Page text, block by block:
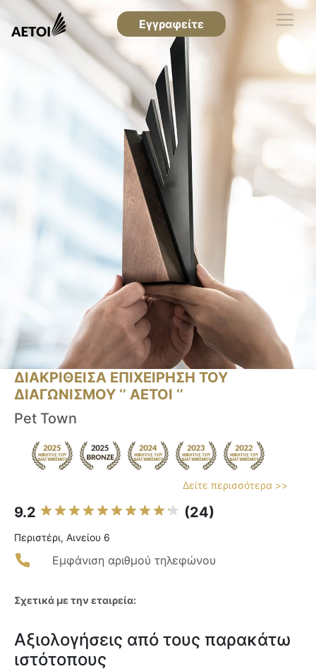
Εγγραφείτε
ΔΙΑΚΡΙΘΕΙΣΑ ΕΠΙΧΕΙΡΗΣΗ ΤΟΥ
ΔΙΑΓΩΝΙΣΜΟΥ ‘’ ΑΕΤΟΙ ‘’
Pet Town
Δείτε περισσότερα >>
9.2 (24)
Περιστέρι, Αινείου 6
Εμφάνιση αριθμού τηλεφώνου
Σχετικά με την εταιρεία:
Αξιολογήσεις από τους παρακάτω
ιστότοπους